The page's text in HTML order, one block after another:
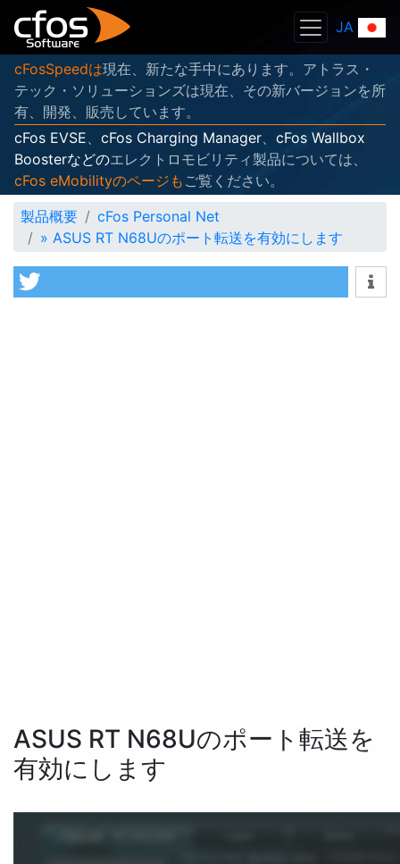
JA
cFosSpeedは現在、新たな手中にあります。アトラス・
テック・ソリューションズは現在、その新バージョンを所
有、開発、販売しています。
cFos EVSE、 cFos Charging Manager、 cFos Wallbox
Boosterなどのエレクトロモビリティ製品については、
cFos eMobilityのページも ご覧ください。
製品概要
cFos Personal Net
» ASUS RT N68Uのポート転送を有効にします
ASUS RT N68Uのポート転送を
有効にします